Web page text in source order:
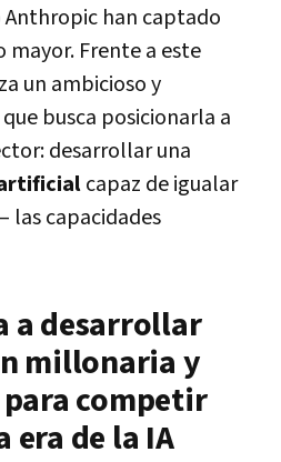
Anthropic han captado
mayor. Frente a este
un ambicioso y
busca posicionarla a
desarrollar una
capaz de igualar
las capacidades
a desarrollar
millonaria y
competir
era de la IA